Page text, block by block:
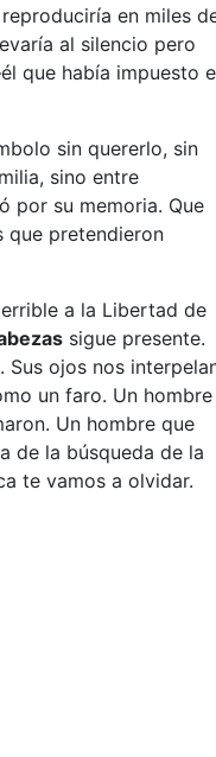
en miles
al silencio pero
que había impuesto
sin quererlo, sin
sino entre
por su memoria. Que
que pretendieron
a la Libertad de
sigue presente.
Sus ojos nos
un faro. Un hombre
Un hombre que
de la búsqueda de la
te vamos a olvidar.